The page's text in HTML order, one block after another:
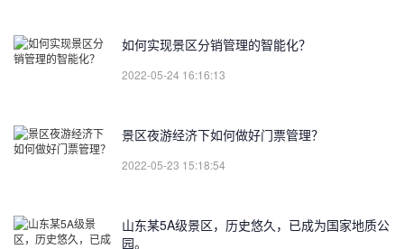
如何实现景区分销管理的智能化？
2022-05-24 16:16:13
景区夜游经济下如何做好门票管理？
2022-05-23 15:18:54
山东某5A级景区，历史悠久，已成为国家地质公
园。